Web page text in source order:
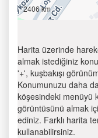
2406 km
Harita üzerinde
almak istediğiniz
'+', kuşbakışı
Konumunuzu daha
köşesindeki menüyü
görüntüsünü almak
ediniz. Farklı harita
kullanabilirsiniz.